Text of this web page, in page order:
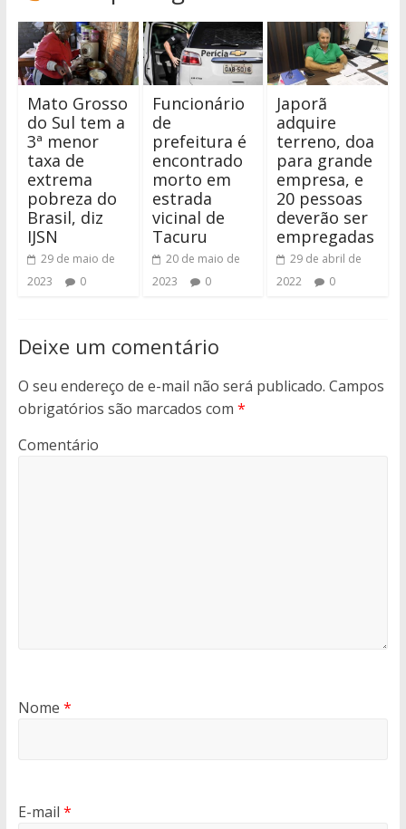
Mato Grosso
do Sul tem a
3ª menor
taxa de
extrema
pobreza do
Brasil, diz
IJSN
29 de maio de
2023
0
Funcionário
de
prefeitura é
encontrado
morto em
estrada
vicinal de
Tacuru
20 de maio de
2023
0
Japorã
adquire
terreno, doa
para grande
empresa, e
20 pessoas
deverão ser
empregadas
29 de abril de
2022
0
Deixe um comentário
O seu endereço de e-mail não será publicado. Campos
obrigatórios são marcados com *
Comentário
Nome *
E-mail *